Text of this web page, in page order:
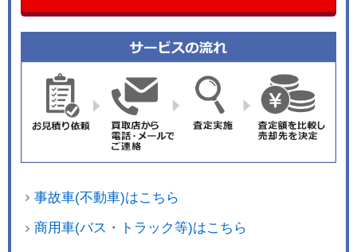
事故車(不動車)はこちら
商用車(バス・トラック等)はこちら